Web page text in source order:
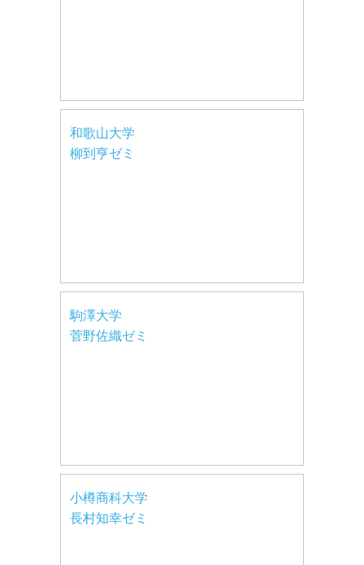
和歌山大学
柳到亨ゼミ
駒澤大学
菅野佐織ゼミ
小樽商科大学
長村知幸ゼミ